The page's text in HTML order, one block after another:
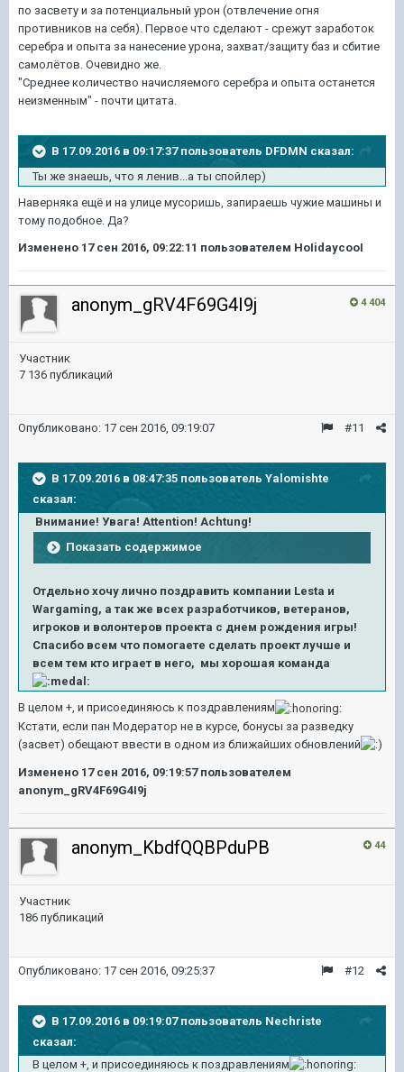
по засвету и за потенциальный урон (отвлечение огня
противников на себя). Первое что сделают - срежут заработок
серебра и опыта за нанесение урона, захват/защиту баз и сбитие
самолётов. Очевидно же.
"Среднее количество начисляемого серебра и опыта останется
неизменным" - почти цитата.
В 17.09.2016 в 09:17:37 пользователь DFDMN сказал:
Ты же знаешь, что я ленив...а ты спойлер)
Наверняка ещё и на улице мусоришь, запираешь чужие машины и
тому подобное. Да?
Изменено 17 сен 2016, 09:22:11 пользователем HoIidaycooI
4 404
anonym_gRV4F69G4I9j
Участник
7 136 публикаций
#11
Опубликовано: 17 сен 2016, 09:19:07
В 17.09.2016 в 08:47:35 пользователь Yalomishte
сказал:
Внимание! Увага! Attention! Achtung!
Показать содержимое
Отдельно хочу лично поздравить компании Lesta и
Wargaming, а так же всех разработчиков, ветеранов,
игроков и волонтеров проекта с днем рождения игры!
Спасибо всем что помогаете сделать проект лучше и
всем тем кто играет в него, мы хорошая команда
В целом +, и присоединяюсь к поздравлениям
Кстати, если пан Модератор не в курсе, бонусы за разведку
(засвет) обещают ввести в одном из ближайших обновлений
Изменено 17 сен 2016, 09:19:57пользователем
anonym_gRV4F69G4I9j
44
anonym_KbdfQQBPduPB
Участник
186 публикаций
#12
Опубликовано: 17 сен 2016, 09:25:37
В 17.09.2016 в 09:19:07 пользователь Nechriste
сказал:
В целом +, и присоединяюсь к поздравлениям